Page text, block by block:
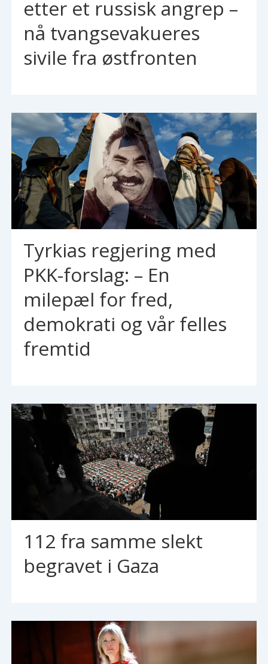
etter et russisk angrep –
nå tvangsevakueres
sivile fra østfronten
Tyrkias regjering med
PKK-forslag: – En
milepæl for fred,
demokrati og vår felles
fremtid
112 fra samme slekt
begravet i Gaza